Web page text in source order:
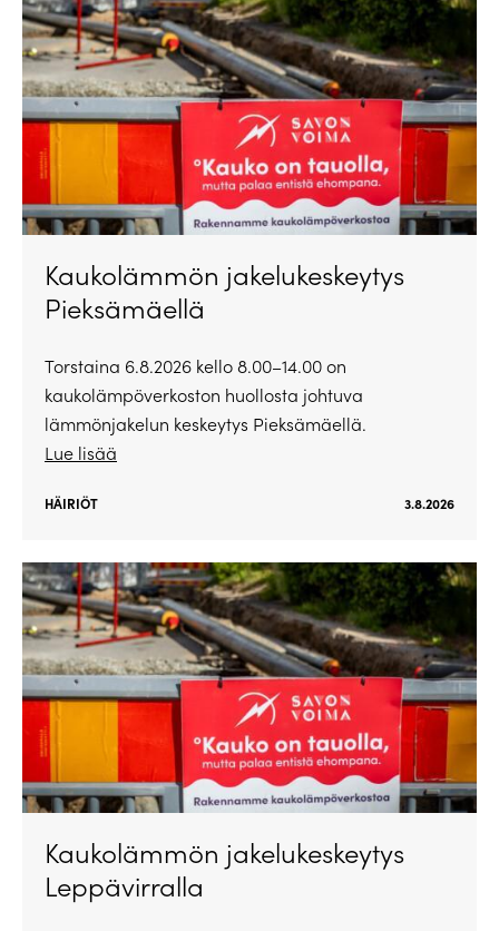
Kaukolämmön jakelukeskeytys
Pieksämäellä
Torstaina 6.8.2026 kello 8.00–14.00 on
kaukolämpöverkoston huollosta johtuva
lämmönjakelun keskeytys Pieksämäellä.
Lue lisää
HÄIRIÖT 3.8.2026
Kaukolämmön jakelukeskeytys
Leppävirralla